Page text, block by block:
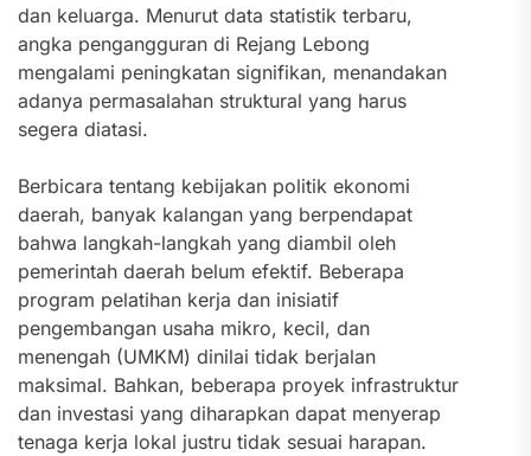
dan keluarga. Menurut data statistik terbaru,
angka pengangguran di Rejang Lebong
mengalami peningkatan signifikan, menandakan
adanya permasalahan struktural yang harus
segera diatasi.
Berbicara tentang kebijakan politik ekonomi
daerah, banyak kalangan yang berpendapat
bahwa langkah-langkah yang diambil oleh
pemerintah daerah belum efektif. Beberapa
program pelatihan kerja dan inisiatif
pengembangan usaha mikro, kecil, dan
menengah (UMKM) dinilai tidak berjalan
maksimal. Bahkan, beberapa proyek infrastruktur
dan investasi yang diharapkan dapat menyerap
tenaga kerja lokal justru tidak sesuai harapan.